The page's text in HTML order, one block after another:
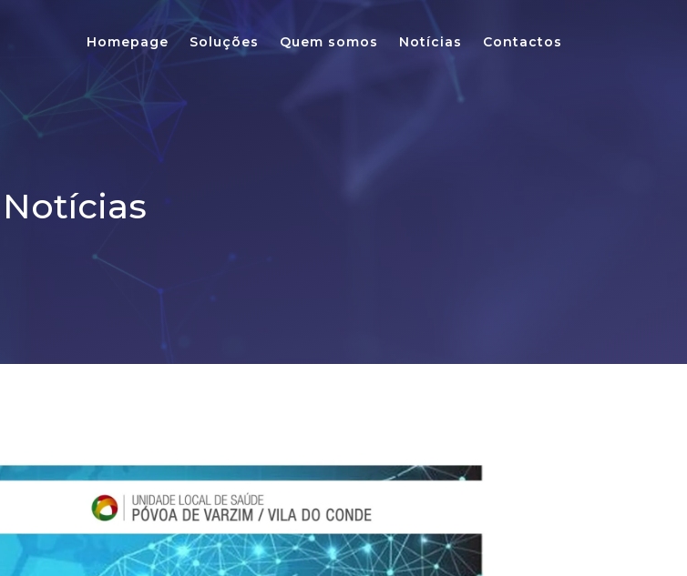
Homepage Soluções Quem somos Notícias Contactos
Notícias